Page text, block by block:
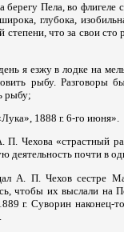
Пела, во флигеле
глубока,
степени, что за свои
я езжу в лодке на
рыбу. Разговоры
рыбу;
1888 г. 6-го июня».
П. Чехова «страстный
деятельность почти в
А. П. Чехов сестре
чтобы их выслали на
г. Суворин наконец-